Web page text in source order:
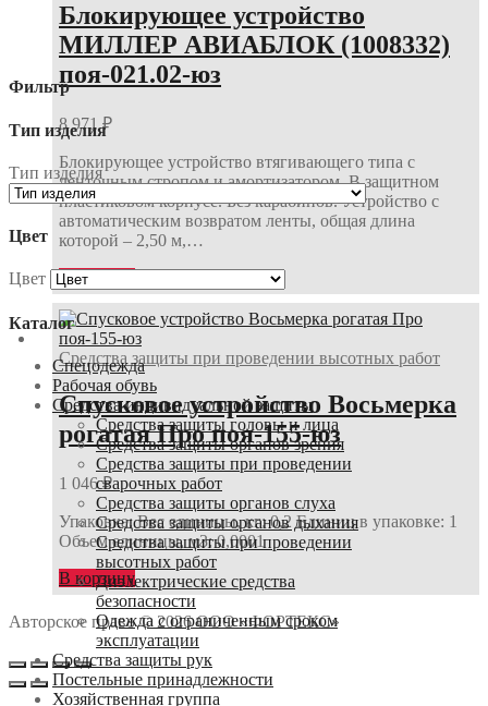
Блокирующее устройство
МИЛЛЕР АВИАБЛОК (1008332)
поя-021.02-юз
8 971₽
Блокирующее устройство втягивающего типа с
ленточным стропом и амортизатором. В защитном
пластиковом корпусе. Без карабинов. Устройство с
автоматическим возвратом ленты, общая длина
которой – 2,50 м,…
В корзину
Средства защиты при проведении высотных работ
Спусковое устройство Восьмерка
рогатая Про поя-155-юз
1 046₽
Упаковка: Вес единицы, кг: 0,2 Единиц в упаковке: 1
Объем единицы, м3: 0,0001
В корзину
Авторское право © 2026 ООО «ФОРТЕКС»
Фильтр
Тип изделия
Тип изделия
Цвет
Цвет
Каталог
Спецодежда
Рабочая обувь
Средства индивидуальной защиты
Средства защиты головы и лица
Средства защиты органов зрения
Средства защиты при проведении
сварочных работ
Средства защиты органов слуха
Средства защиты органов дыхания
Средства защиты при проведении
высотных работ
Диэлектрические средства
безопасности
Одежда с ограниченным сроком
эксплуатации
Средства защиты рук
Постельные принадлежности
Хозяйственная группа